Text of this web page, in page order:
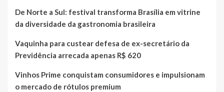
De Norte a Sul: festival transforma Brasília em vitrine
da diversidade da gastronomia brasileira
Vaquinha para custear defesa de ex-secretário da
Previdência arrecada apenas R$ 620
Vinhos Prime conquistam consumidores e impulsionam
o mercado de rótulos premium